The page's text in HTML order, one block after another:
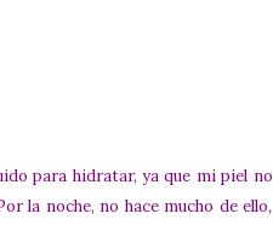
para hidratar, ya que mi piel no
la noche, no hace mucho de ello,